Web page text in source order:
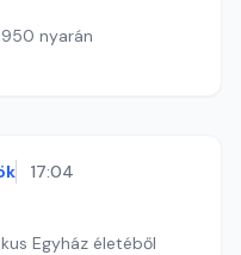
nyarán
17:04
Egyház életéből